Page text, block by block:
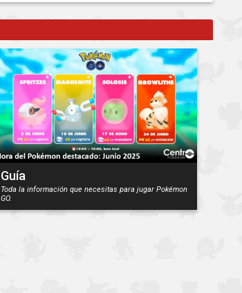
Guía
Toda la información que necesitas para jugar Pokémon
GO.